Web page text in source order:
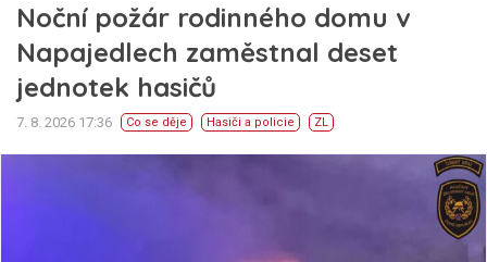
Noční požár rodinného domu v
Napajedlech zaměstnal deset
jednotek hasičů
7. 8. 2026 17:36 Co se děje Hasiči a policie ZL